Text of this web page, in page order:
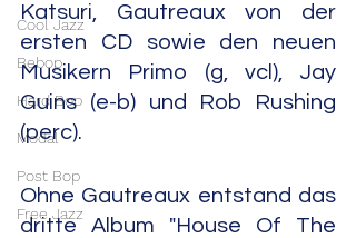
Cool Jazz
Bebop
Hard Bop
Modal
Post Bop
Free Jazz
Katsuri, Gautreaux von der
ersten CD sowie den neuen
Musikern Primo (g, vcl), Jay
Guins (e-b) und Rob Rushing
(perc).
Ohne Gautreaux entstand das
dritte Album "House Of The